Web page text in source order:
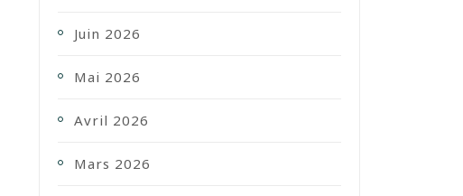
Juin 2026
Mai 2026
Avril 2026
Mars 2026